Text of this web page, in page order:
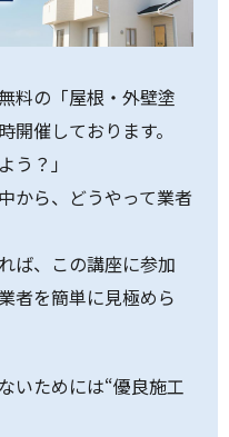
料の「屋根・外壁塗
開催しております。
う？」
から、どうやって業者
ば、この講座に参加
者を簡単に見極めら
いためには“優良施工